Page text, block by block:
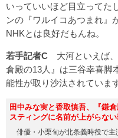
いっていいほど目立ってた
ンの『ワルイコあつまれ』
NHKとは良好だもんね。
若手記者C 大河といえば
倉殿の13人』は三谷幸喜脚
能性が取り沙汰されていま
田中みな実と香取慎吾、『鎌
スティングに名前が上がらな
俳優・小栗旬が北条義時役で主